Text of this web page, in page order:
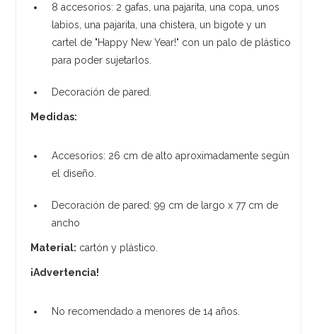
8 accesorios: 2 gafas, una pajarita, una copa, unos
labios, una pajarita, una chistera, un bigote y un
cartel de "Happy New Year!" con un palo de plástico
para poder sujetarlos.
Decoración de pared.
Medidas:
Accesorios: 26 cm de alto aproximadamente según
el diseño.
Decoración de pared: 99 cm de largo x 77 cm de
ancho
Material: cartón y plástico.
¡Advertencia!
No recomendado a menores de 14 años.